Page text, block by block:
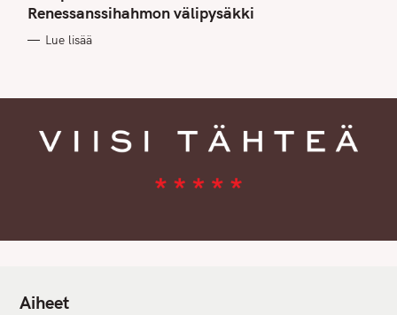
G
O
I
Renessanssihahmon välipysäkki
Lue lisää
Aiheet